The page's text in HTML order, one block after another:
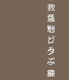
・
江
別
ど
う
ぶ
つ
救
急
セ
ン
タ
ー
練